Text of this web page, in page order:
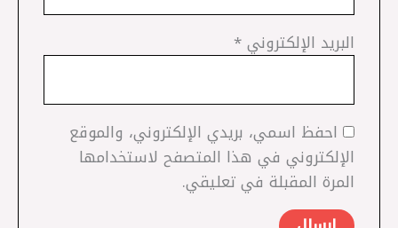
البريد الإلكتروني*
احفظ اسمي، بريدي الإلكتروني، والموقع
الإلكتروني في هذا المتصفح لاستخدامها
المرة المقبلة في تعليقي.